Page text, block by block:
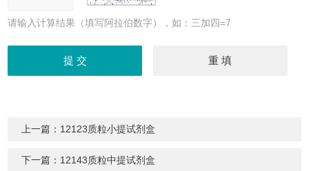
请输入计算结果（填写阿拉伯数字），如：三加四=7
上一篇： 12123质粒小提试剂盒
下一篇： 12143质粒中提试剂盒